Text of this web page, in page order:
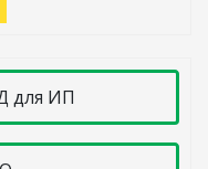
для ИП